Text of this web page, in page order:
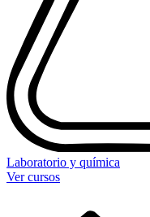
Laboratorio y química
Ver cursos